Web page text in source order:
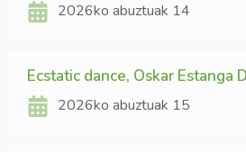
2026ko abuztuak 14
Ecstatic dance, Oskar Estanga
2026ko abuztuak 15